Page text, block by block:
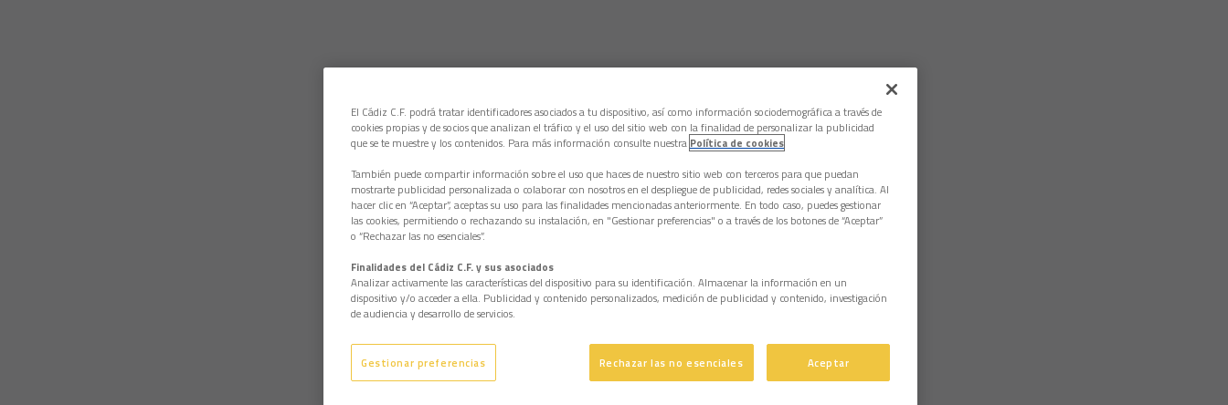
El Cádiz C.F. podrá tratar identificadores asociados a tu dispositivo, así como información sociodemográfica a través de
cookies propias y de socios que analizan el tráfico y el uso del sitio web con la finalidad de personalizar la publicidad
que se te muestre y los contenidos. Para más información consulte nuestra Política de cookies
También puede compartir información sobre el uso que haces de nuestro sitio web con terceros para que puedan
mostrarte publicidad personalizada o colaborar con nosotros en el despliegue de publicidad, redes sociales y analítica. Al
hacer clic en “Aceptar”, aceptas su uso para las finalidades mencionadas anteriormente. En todo caso, puedes gestionar
las cookies, permitiendo o rechazando su instalación, en "Gestionar preferencias" o a través de los botones de “Aceptar”
o “Rechazar las no esenciales”.
Finalidades del Cádiz C.F. y sus asociados
Analizar activamente las características del dispositivo para su identificación. Almacenar la información en un
dispositivo y/o acceder a ella. Publicidad y contenido personalizados, medición de publicidad y contenido, investigación
de audiencia y desarrollo de servicios.
Gestionar preferencias Rechazar las no esenciales Aceptar